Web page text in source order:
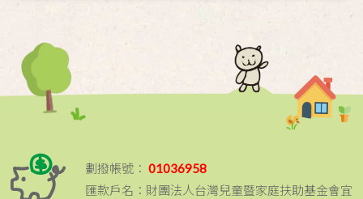
劃撥帳號： 01036958
匯款戶名：財團法人台灣兒童暨家庭扶助基金會宜